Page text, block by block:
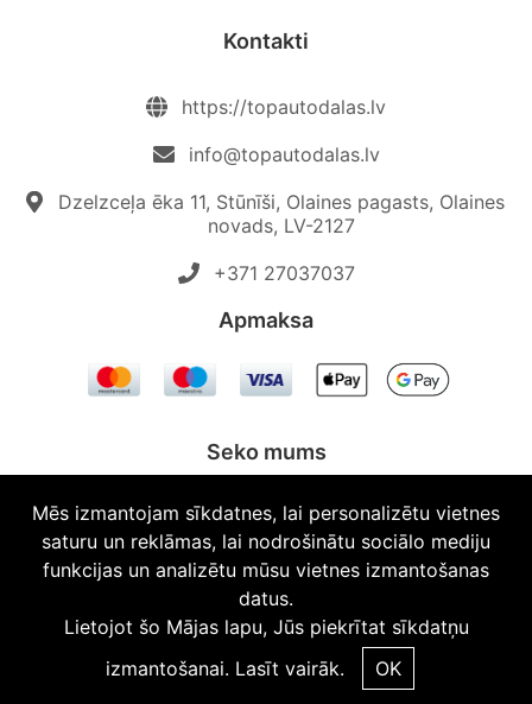
Kontakti
https://topautodalas.lv
info@topautodalas.lv
Dzelzceļa ēka 11, Stūnīši, Olaines pagasts, Olaines
novads, LV-2127
+371 27037037‬
Apmaksa
Seko mums
© 2026 Topautodalas.lv Visas tiesības aizsargātas.
Mēs izmantojam sīkdatnes, lai personalizētu vietnes
saturu un reklāmas, lai nodrošinātu sociālo mediju
funkcijas un analizētu mūsu vietnes izmantošanas
datus.
Lietojot šo Mājas lapu, Jūs piekrītat sīkdatņu
izmantošanai. Lasīt vairāk. OK